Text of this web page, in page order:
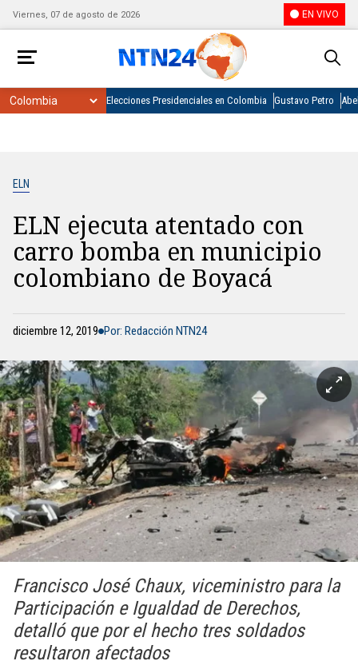
Viernes, 07 de agosto de 2026 EN VIVO
Elecciones Presidenciales en Colombia Gustavo Petro
ELN
ELN ejecuta atentado con
carro bomba en municipio
colombiano de Boyacá
diciembre 12, 2019 Por: Redacción NTN24
Francisco José Chaux, viceministro para la
Participación e Igualdad de Derechos,
detalló que por el hecho tres soldados
resultaron afectados